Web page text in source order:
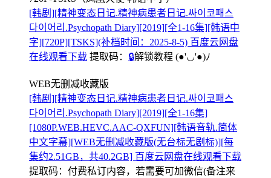
[韩剧][精神变态日记.精神病患者日记.싸이코패스
다이어리.Psychopath Diary][2019][全1-16集][韩语中
字][720P][TSKS](补档时间：2025-8-5) 百度云网盘
在线观看下载 提取码： 🔒解锁教程 (●'◡'●)ﾉ
WEB无删减收藏版
[韩剧][精神变态日记.精神病患者日记.싸이코패스
다이어리.Psychopath Diary][2019][全1-16集]
[1080P.WEB.HEVC.AAC-QXFUN][韩语音轨.简体
中文字幕][WEB无删减收藏版(无台标无剧标)][每
集约2.51GB，共40.2‬GB] 百度云网盘在线观看下载
提取码： 付费私订内容，若需要可加微信(备注来